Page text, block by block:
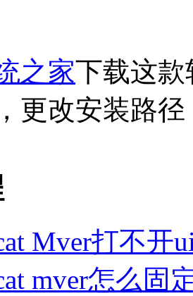
之家下载这
更改安装路
Mver打不开
mver怎么固